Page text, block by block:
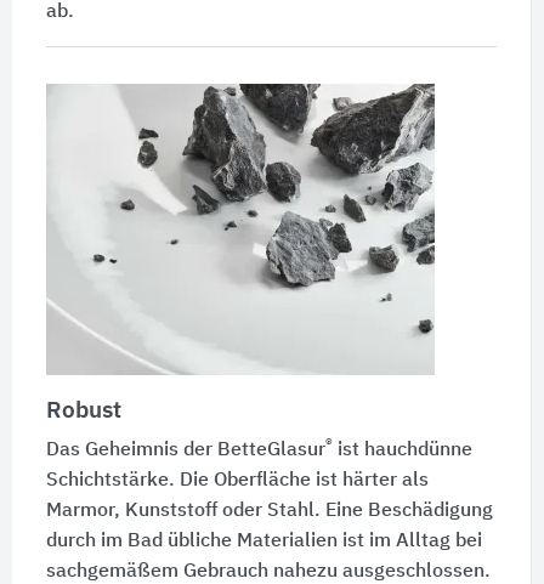
ab.
Robust
Das Geheimnis der BetteGlasur® ist hauchdünne
Schichtstärke. Die Oberfläche ist härter als
Marmor, Kunststoff oder Stahl. Eine Beschädigung
durch im Bad übliche Materialien ist im Alltag bei
sachgemäßem Gebrauch nahezu ausgeschlossen.